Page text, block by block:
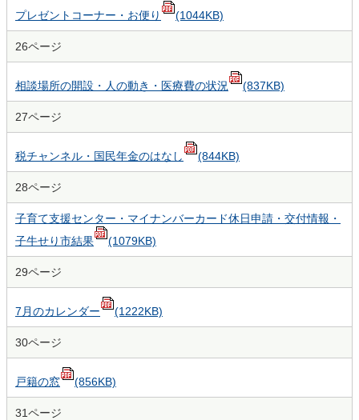
プレゼントコーナー・お便り (1044KB)
26ページ
相談場所の開設・人の動き・医療費の状況 (837KB)
27ページ
税チャンネル・国民年金のはなし (844KB)
28ページ
子育て支援センター・マイナンバーカード休日申請・交付情報・
子牛せり市結果
(1079KB)
29ページ
7月のカレンダー (1222KB)
30ページ
戸籍の窓 (856KB)
31ページ